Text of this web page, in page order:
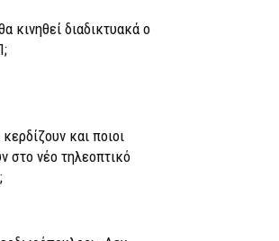
κινηθεί διαδικτυακά ο
κερδίζουν και ποιοι
στο νέο τηλεοπτικό